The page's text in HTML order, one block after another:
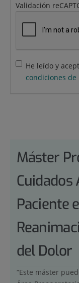
Validación
He leído y
condiciones de
Máster
Cuidados
Paciente
del Dolor
“Este máster